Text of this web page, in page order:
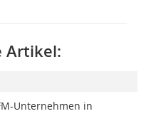
Artikel:
Unternehmen in